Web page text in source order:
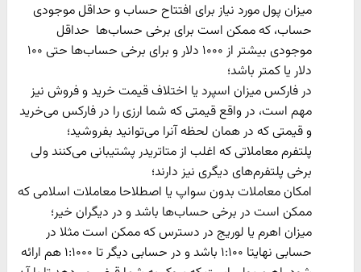
میزان پول مورد نیاز برای افتتاح حساب و حداقل موجودی
حساب، که ممکن است برای برخی حساب‌ها حداقل
موجودی بیشتر از ۱۰۰۰ دلار و برای برخی حساب‌ها حتی ۱۰۰
دلار یا کمتر باشد؛
در فارکس میزان اسپرد یا اختلاف قیمت خرید و فروش نیز
مهم است، در واقع قیمتی که شما ارزی را در فارکس می‌خرید
و قیمتی که در همان لحظه آنرا می‌توانید بفروشید؛
پلتفرم معاملاتی که اغلب از متاتریدر پشتیبانی می‌کنند ولی
برخی پلتفرم‌های دیگری نیز دارند؛
امکان معاملات بدون سواپ یا اصطلاحا معاملات اسلامی که
ممکن است در برخی حساب‌ها باشد و در دیگران خیر؛
میزان اهرم یا لوریج در دسترس که ممکن است مثلا در
حسابی نهایتا ۱:۱۰۰ باشد و در حسابی دیگر تا ۱:۱۰۰۰ هم ارائه